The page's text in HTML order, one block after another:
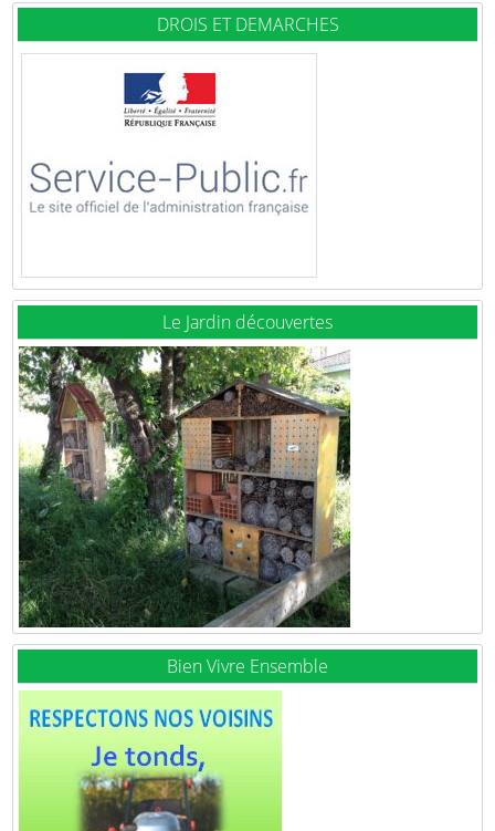
DROIS ET DEMARCHES
Le Jardin découvertes
Bien Vivre Ensemble